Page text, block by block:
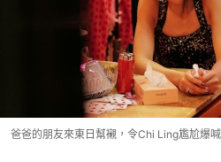
爸爸的朋友來東日幫襯，令Chi Ling尷尬爆喊